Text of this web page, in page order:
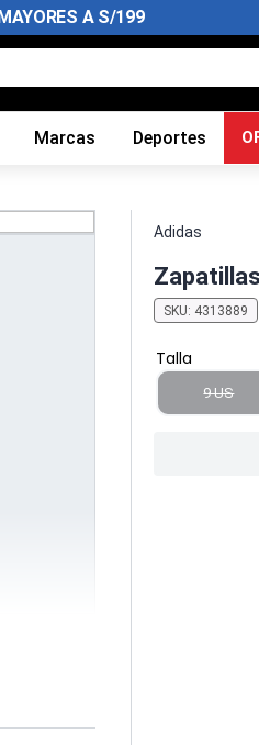
A S/199
Marcas Deportes
Adidas
SKU: 4313889
Talla
9 US